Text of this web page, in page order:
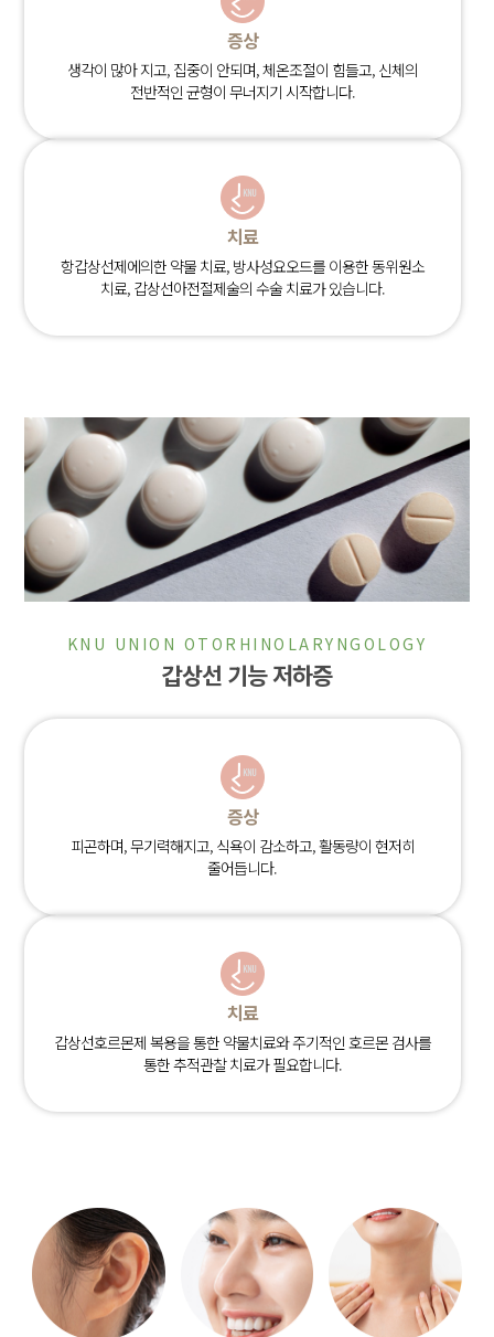
증상
생각이 많아 지고, 집중이 안되며, 체온조절이 힘들고, 신체의
전반적인 균형이 무너지기 시작합니다.
치료
항갑상선제에의한 약물 치료, 방사성요오드를 이용한 동위원소
치료, 갑상선아전절제술의 수술 치료가 있습니다.
KNU UNION OTORHINOLARYNGOLOGY
갑상선 기능 저하증
증상
피곤하며, 무기력해지고, 식욕이 감소하고, 활동량이 현저히
줄어듭니다.
치료
갑상선호르몬제 복용을 통한 약물치료와 주기적인 호르몬 검사를
통한 추적관찰 치료가 필요합니다.